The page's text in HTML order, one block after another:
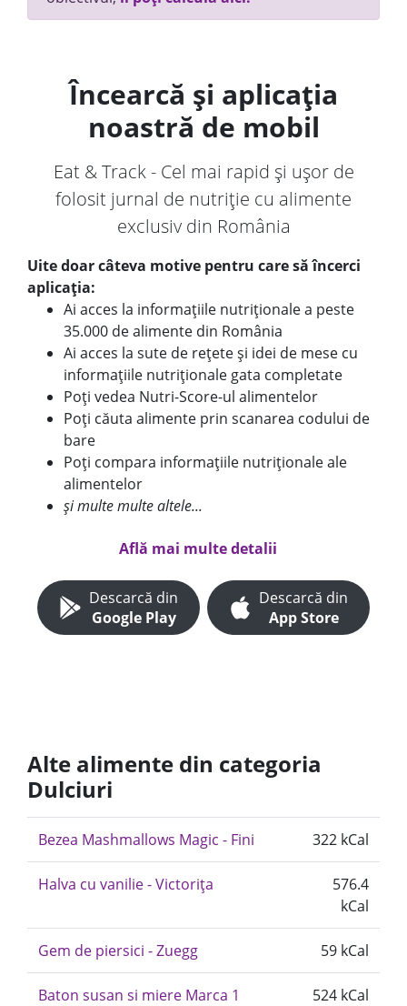
Încearcă și aplicația
noastră de mobil
Eat & Track - Cel mai rapid și ușor de
folosit jurnal de nutriție cu alimente
exclusiv din România
Uite doar câteva motive pentru care să încerci
aplicația:
Ai acces la informațiile nutriționale a peste
35.000 de alimente din România
Ai acces la sute de rețete și idei de mese cu
informațiile nutriționale gata completate
Poți vedea Nutri-Score-ul alimentelor
Poți căuta alimente prin scanarea codului de
bare
Poți compara informațiile nutriționale ale
alimentelor
și multe multe altele...
Află mai multe detalii
Descarcă din
Google Play
Descarcă din
App Store
Alte alimente din categoria
Dulciuri
Bezea Mashmallows Magic - Fini 322 kCal
Halva cu vanilie - Victorița
576.4
kCal
Gem de piersici - Zuegg 59 kCal
Baton susan si miere Marca 1
524 kCal